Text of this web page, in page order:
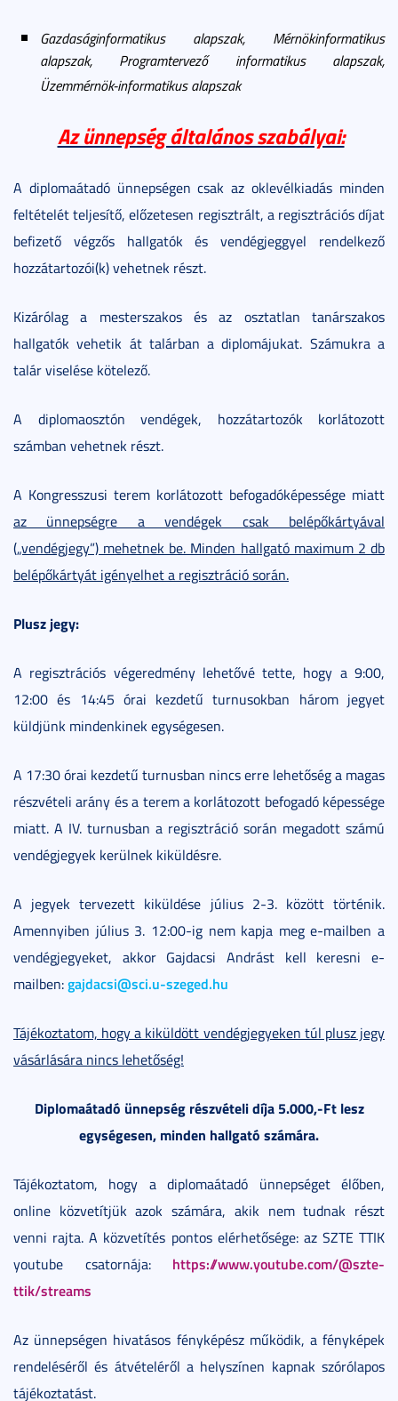
Gazdaságinformatikus alapszak, Mérnökinformatikus
alapszak, Programtervező informatikus alapszak,
Üzemmérnök-informatikus alapszak
Az ünnepség általános szabályai:
A diplomaátadó ünnepségen csak az oklevélkiadás minden
feltételét teljesítő, előzetesen regisztrált, a regisztrációs díjat
befizető végzős hallgatók és vendégjeggyel rendelkező
hozzátartozói(k) vehetnek részt.
Kizárólag a mesterszakos és az osztatlan tanárszakos
hallgatók vehetik át talárban a diplomájukat. Számukra a
talár viselése kötelező.
A diplomaosztón vendégek, hozzátartozók korlátozott
számban vehetnek részt.
A Kongresszusi terem korlátozott befogadóképessége miatt
az ünnepségre a vendégek csak belépőkártyával
(„vendégjegy”) mehetnek be. Minden hallgató maximum 2 db
belépőkártyát igényelhet a regisztráció során.
Plusz jegy:
A regisztrációs végeredmény lehetővé tette, hogy a 9:00,
12:00 és 14:45 órai kezdetű turnusokban három jegyet
küldjünk mindenkinek egységesen.
A 17:30 órai kezdetű turnusban nincs erre lehetőség a magas
részvételi arány és a terem a korlátozott befogadó képessége
miatt. A IV. turnusban a regisztráció során megadott számú
vendégjegyek kerülnek kiküldésre.
A jegyek tervezett kiküldése július 2-3. között történik.
Amennyiben július 3. 12:00-ig nem kapja meg e-mailben a
vendégjegyeket, akkor Gajdacsi Andrást kell keresni e-
mailben:gajdacsi@sci.u-szeged.hu
Tájékoztatom, hogy a kiküldött vendégjegyeken túl plusz jegy
vásárlására nincs lehetőség!
Diplomaátadó ünnepség részvételi díja 5.000,-Ft lesz
egységesen, minden hallgató számára.
Tájékoztatom, hogy a diplomaátadó ünnepséget élőben,
online közvetítjük azok számára, akik nem tudnak részt
venni rajta. A közvetítés pontos elérhetősége: az SZTE TTIK
youtube csatornája: https://www.youtube.com/@szte-
ttik/streams
Az ünnepségen hivatásos fényképész működik, a fényképek
rendeléséről és átvételéről a helyszínen kapnak szórólapos
tájékoztatást.